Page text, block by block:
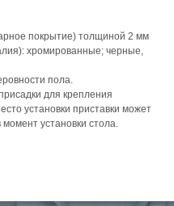
покрытие) толщиной 2 мм
хромированные; черные,
пола.
для крепления
установки приставки может
установки стола.